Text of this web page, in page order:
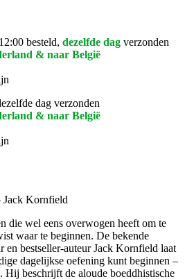
besteld, dezelfde dag verzonden
& naar België
dag verzonden
& naar België
Jack Kornfield
die wel eens overwogen heeft om te
waar te beginnen. De bekende
en bestseller-auteur Jack Kornfield laat
dagelijkse oefening kunt beginnen –
Hij beschrijft de aloude boeddhistische